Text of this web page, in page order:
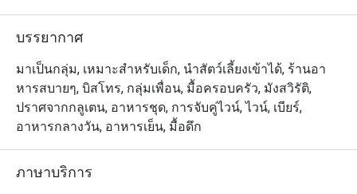
บรรยากาศ
มาเป็นกลุ่ม, เหมาะสำหรับเด็ก, นำสัตว์เลี้ยงเข้าได้, ร้านอา
หารสบายๆ, บิสโทร, กลุ่มเพื่อน, มื้อครอบครัว, มังสวิรัติ,
ปราศจากกลูเตน, อาหารชุด, การจับคู่ไวน์, ไวน์, เบียร์,
อาหารกลางวัน, อาหารเย็น, มื้อดึก
ภาษาบริการ